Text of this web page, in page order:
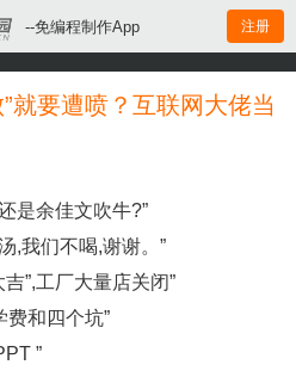
--免编程制作App 注册
就要遭喷？互联网大佬当
是余佳文吹牛?”
,我们不喝,谢谢。”
”,工厂大量店关闭”
费和四个坑”
”